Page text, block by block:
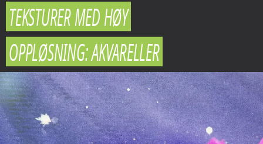
TEKSTURER MED HØY
OPPLØSNING: AKVARELLER